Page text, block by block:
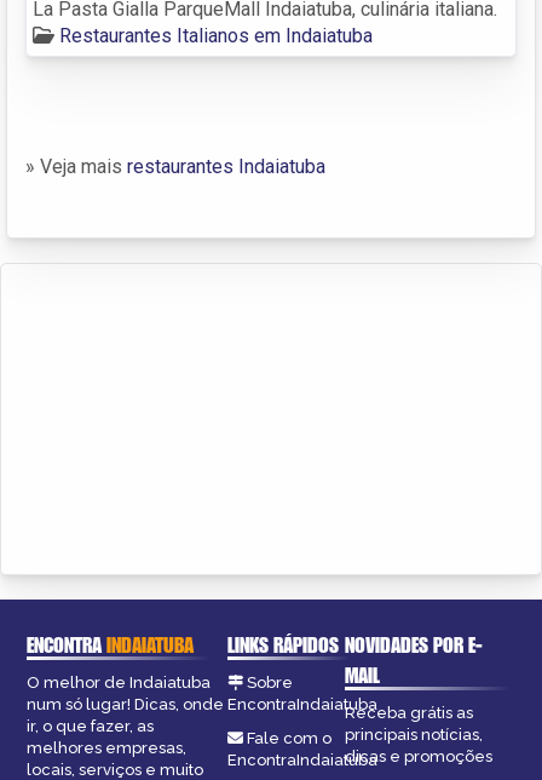
La Pasta Gialla ParqueMall Indaiatuba, culinária italiana.
Restaurantes Italianos em Indaiatuba
» Veja mais restaurantes Indaiatuba
ENCONTRAINDAIATUBA
O melhor de Indaiatuba
num só lugar! Dicas, onde
ir, o que fazer, as
melhores empresas,
locais, serviços e muito
LINKS RÁPIDOS
Sobre
EncontraIndaiatuba
Fale com o
EncontraIndaiatuba
NOVIDADES POR E-
MAIL
Receba grátis as
principais notícias,
dicas e promoções